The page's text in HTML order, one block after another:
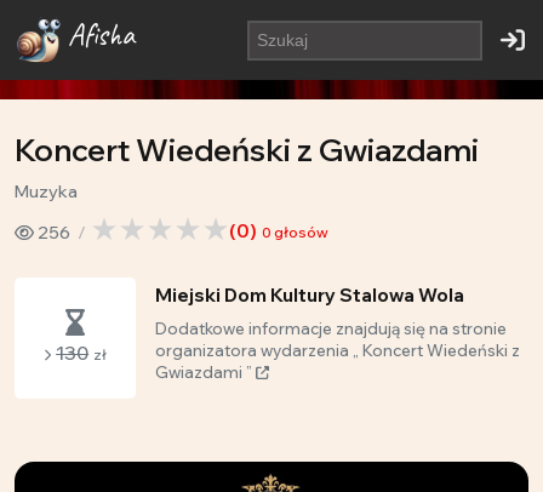
Afisha
Koncert Wiedeński z Gwiazdami
Muzyka
256
(0) 0 głosów
130 zł
Miejski Dom Kultury Stalowa Wola
Dodatkowe informacje znajdują się na stronie
organizatora wydarzenia „ Koncert Wiedeński z
Gwiazdami ”